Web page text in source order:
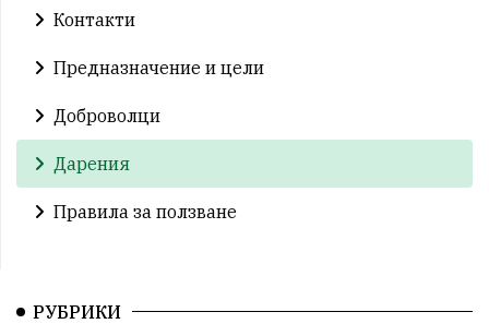
Контакти
Предназначение и цели
Доброволци
Дарения
Правила за ползване
РУБРИКИ